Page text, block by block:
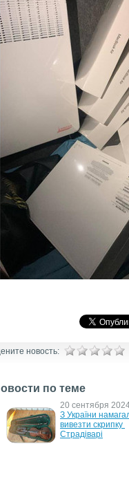
новость:
по теме
20 сентября
З України
вивезти скрипку
Страдіварі